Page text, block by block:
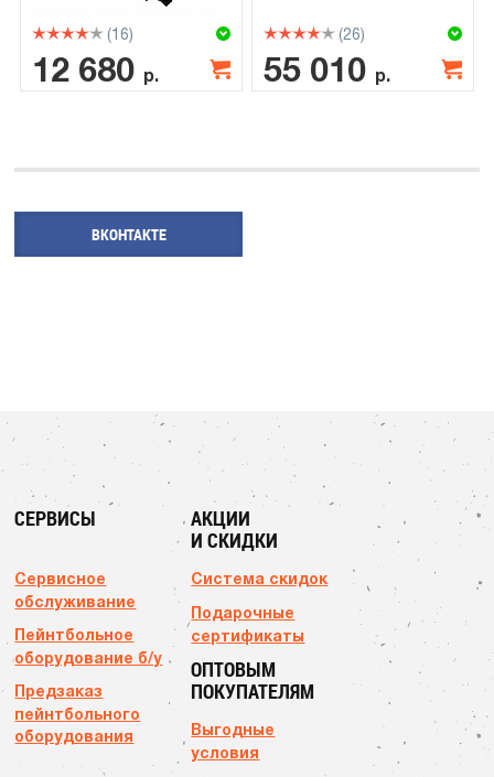
(16)
12 680 р.
(26)
55 010 р.
ВКОНТАКТЕ
СЕРВИСЫ
Сервисное
обслуживание
Пейнтбольное
оборудование б/у
Предзаказ
пейнтбольного
оборудования
АКЦИИ
И СКИДКИ
Система скидок
Подарочные
сертификаты
ОПТОВЫМ
ПОКУПАТЕЛЯМ
Выгодные
условия